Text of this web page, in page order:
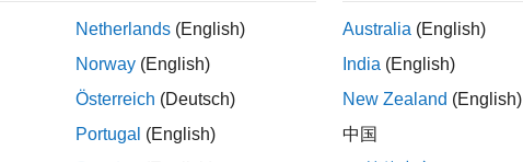
Netherlands (English)
Norway (English)
Österreich (Deutsch)
Portugal (English)
Australia (English)
India (English)
New Zealand (English)
中国